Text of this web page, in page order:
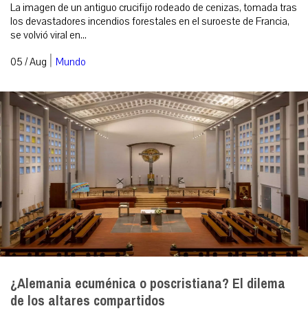
La imagen de un antiguo crucifijo rodeado de cenizas, tomada tras
los devastadores incendios forestales en el suroeste de Francia,
se volvió viral en...
05 / Aug | Mundo
¿Alemania ecuménica o poscristiana? El dilema
de los altares compartidos